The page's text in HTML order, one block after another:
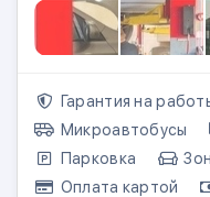
Гарантия на
Микроавтобусы
Парковка
Оплата картой